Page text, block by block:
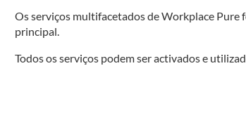
Os serviços multifacetados de Workplace
principal.
Todos os serviços podem ser activados e